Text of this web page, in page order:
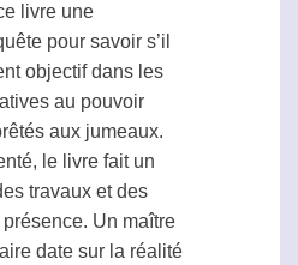
livre une
pour savoir s’il
objectif dans les
au pouvoir
aux jumeaux.
le livre fait un
travaux et des
Un maître
date sur la réalité